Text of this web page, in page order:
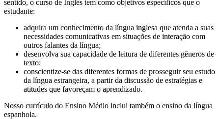
sentido, o curso de Inglês tem como objetivos específicos que o
estudante:
adquira um conhecimento da língua inglesa que atenda a suas
necessidades comunicativas em situações de interação com
outros falantes da língua;
desenvolva sua capacidade de leitura de diferentes gêneros de
texto;
conscientize-se das diferentes formas de prosseguir seu estudo
da língua estrangeira, a partir da discussão de estratégias e
atitudes que favoreçam o aprendizado.
Nosso currículo do Ensino Médio inclui também o ensino da língua
espanhola.